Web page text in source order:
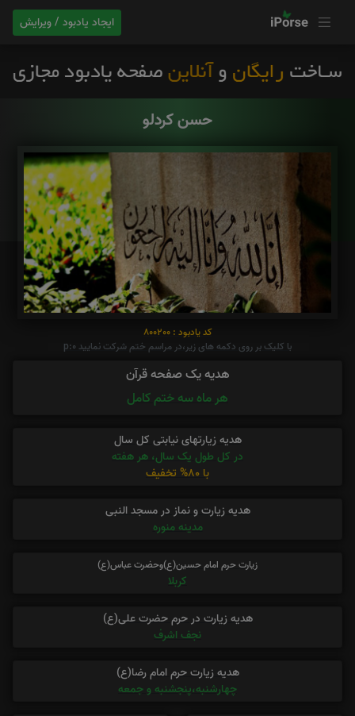
ایجاد یادبود / ویرایش
حسن کردلو
کد یادبود : 800200
با کلیک بر روی دکمه های زیر،در مراسم ختم شرکت نمایید p:0
هدیه یک صفحه قرآن
هر ماه سه ختم کامل
هدیه زیارتهای نیابتی کل سال
در کل طول یک سال، هر هفته
با 80% تخفیف
هدیه زیارت و نماز در مسجد النبی
مدینه منوره
زیارت حرم امام حسین(ع)وحضرت عباس(ع)
کربلا
هدیه زیارت در حرم حضرت علی(ع)
نجف اشرف
هدیه زیارت حرم امام رضا(ع)
چهارشنبه،پنجشنبه و جمعه